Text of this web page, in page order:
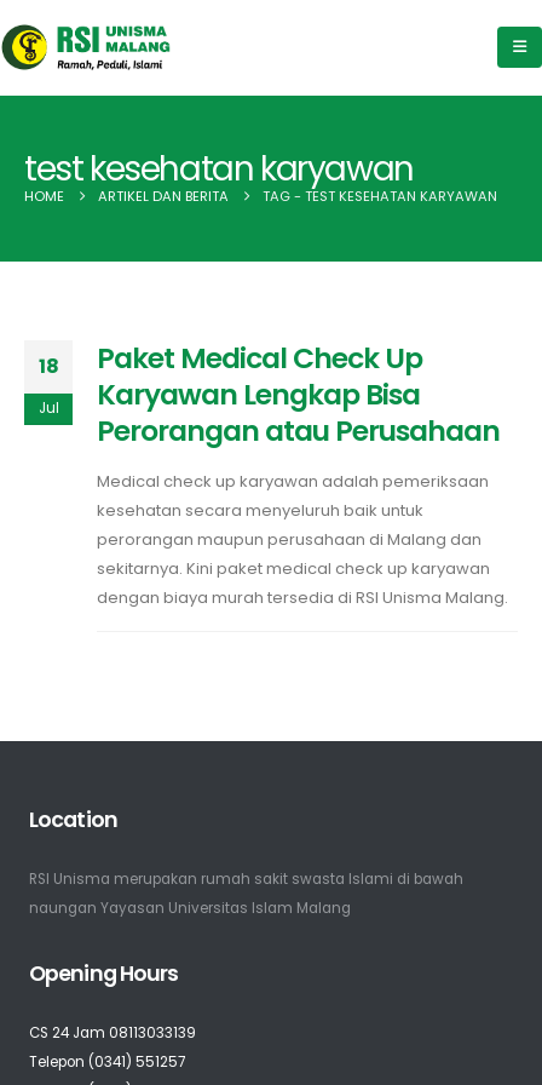
test kesehatan karyawan
HOME ARTIKEL DAN BERITA TAG - TEST KESEHATAN KARYAWAN
18
Jul
Paket Medical Check Up
Karyawan Lengkap Bisa
Perorangan atau Perusahaan
Medical check up karyawan adalah pemeriksaan
kesehatan secara menyeluruh baik untuk
perorangan maupun perusahaan di Malang dan
sekitarnya. Kini paket medical check up karyawan
dengan biaya murah tersedia di RSI Unisma Malang.
Location
RSI Unisma merupakan rumah sakit swasta Islami di bawah
naungan Yayasan Universitas Islam Malang
Opening Hours
CS 24 Jam 08113033139
Telepon (0341) 551257